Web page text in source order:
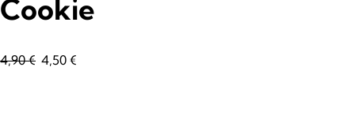
Cookie
4,90€ L
4,50 €